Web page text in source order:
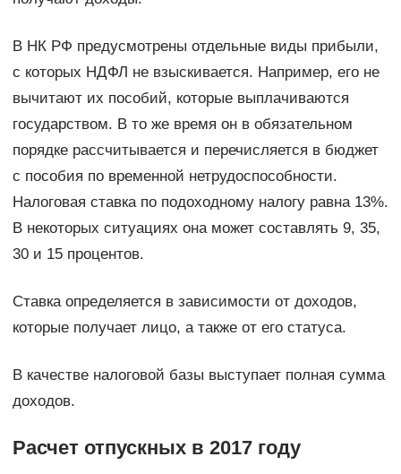
В НК РФ предусмотрены отдельные виды прибыли,
с которых НДФЛ не взыскивается. Например, его не
вычитают их пособий, которые выплачиваются
государством. В то же время он в обязательном
порядке рассчитывается и перечисляется в бюджет
с пособия по временной нетрудоспособности.
Налоговая ставка по подоходному налогу равна 13%.
В некоторых ситуациях она может составлять 9, 35,
30 и 15 процентов.
Ставка определяется в зависимости от доходов,
которые получает лицо, а также от его статуса.
В качестве налоговой базы выступает полная сумма
доходов.
Расчет отпускных в 2017 году